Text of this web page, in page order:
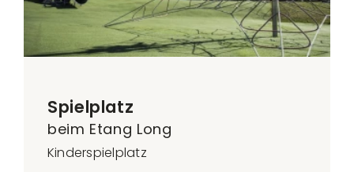
Spielplatz
beim Etang Long
Kinderspielplatz